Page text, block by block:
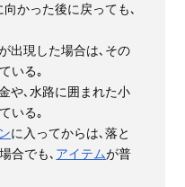
かった後に戻っても､
出現した場合は､その
いる｡
や､水路に囲まれた小
いる｡
に入ってからは､落と
合でも､ アイテムが普